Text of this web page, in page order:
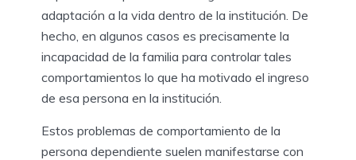
adaptación a la vida dentro de la institución. De
hecho, en algunos casos es precisamente la
incapacidad de la familia para controlar tales
comportamientos lo que ha motivado el ingreso
de esa persona en la institución.
Estos problemas de comportamiento de la
persona dependiente suelen manifestarse con